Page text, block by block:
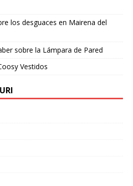
los desguaces en Mairena del
sobre la Lámpara de Pared
Vestidos